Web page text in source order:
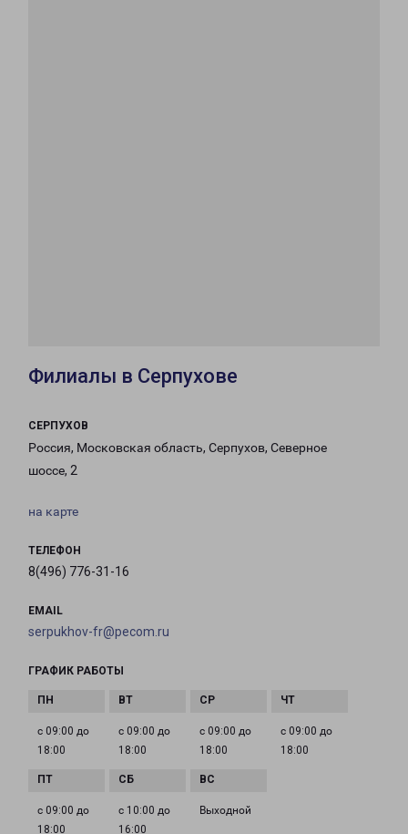
Филиалы в Серпухове
СЕРПУХОВ
Россия, Московская область, Серпухов, Северное
шоссе, 2
на карте
ТЕЛЕФОН
8(496) 776-31-16
EMAIL
serpukhov-fr@pecom.ru
ГРАФИК РАБОТЫ
с 09:00 до
18:00
с 09:00 до
18:00
с 09:00 до
18:00
с 09:00 до
18:00
с 09:00 до
18:00
с 10:00 до
16:00
Выходной